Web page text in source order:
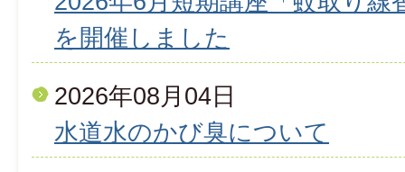
を開催しました
2026年08月04日
水道水のかび臭について